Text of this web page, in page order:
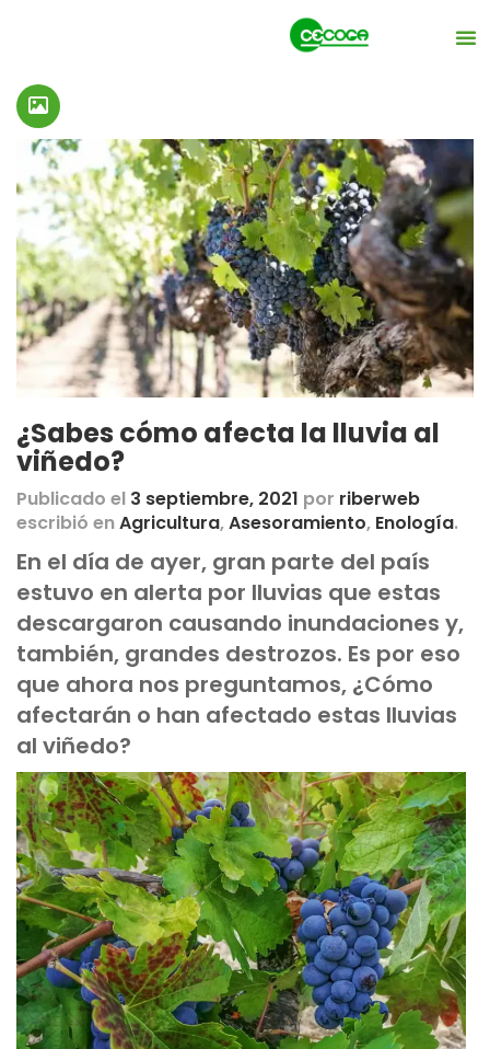
¿Sabes cómo afecta la lluvia al
viñedo?
Publicado el 3 septiembre, 2021 por riberweb
escribió enAgricultura,Asesoramiento, Enología.
En el día de ayer, gran parte del país
estuvo en alerta por lluvias que estas
descargaron causando inundaciones y,
también, grandes destrozos. Es por eso
que ahora nos preguntamos, ¿Cómo
afectarán o han afectado estas lluvias
al viñedo?